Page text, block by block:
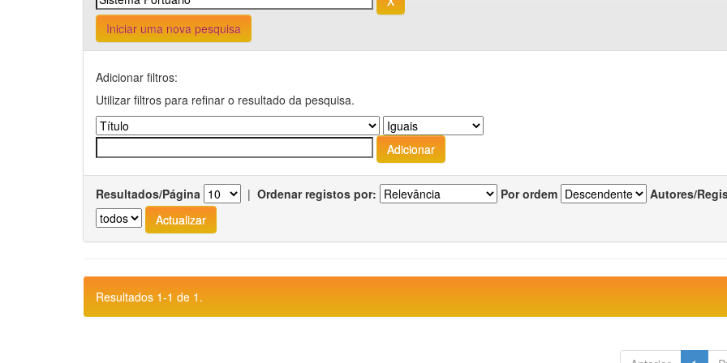
Iniciar uma nova pesquisa
Adicionar filtros:
Utilizar filtros para refinar o resultado da pesquisa.
Resultados/Página | Ordenar registos por: Por ordem Autores/
Resultados 1-1 de 1.